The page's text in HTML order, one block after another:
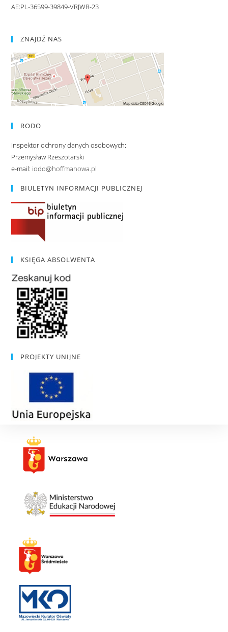
AE:PL-36599-39849-VRJWR-23
ZNAJDŹ NAS
RODO
Inspektor ochrony danych osobowych:
Przemysław Rzeszotarski
e-mail: iodo@hoffmanowa.pl
BIULETYN INFORMACJI PUBLICZNEJ
KSIĘGA ABSOLWENTA
PROJEKTY UNIJNE